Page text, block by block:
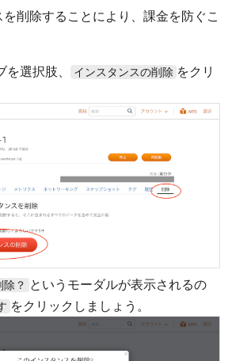
削除することにより、課金を防ぐこ
を選択肢、 インスタンスの削除 をクリ
？ というモーダルが表示されるの
をクリックしましょう。